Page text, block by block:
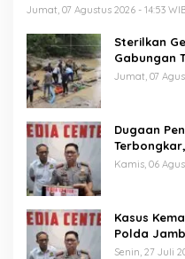
Jumat, 07 Agustus 2026 - 14:53
Sterilkan
Gabungan
Ilegal
Jumat, 07
Dugaan
Diamankan
Kamis, 06
Kasus
Polda
Termasuk 5
Senin, 27 Juli